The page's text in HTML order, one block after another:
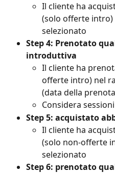
Il cliente ha
(solo offerte
selezionato
Step 4: Prenotato
introduttiva
Il cliente ha
offerte intro) nel
(data della
Considera
Step 5: acquistato
Il cliente ha
(solo non-offerte
selezionato
Step 6: prenotato